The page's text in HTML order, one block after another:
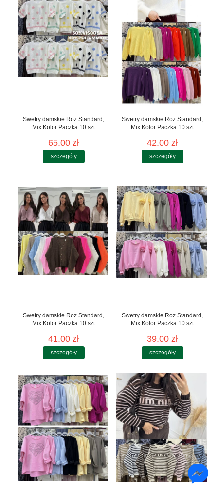
Swetry damskie Roz Standard,
Mix Kolor Paczka 10 szt
65.00 zł
szczegóły
Swetry damskie Roz Standard,
Mix Kolor Paczka 10 szt
42.00 zł
szczegóły
Swetry damskie Roz Standard,
Mix Kolor Paczka 10 szt
41.00 zł
szczegóły
Swetry damskie Roz Standard,
Mix Kolor Paczka 10 szt
39.00 zł
szczegóły